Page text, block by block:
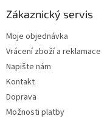
Zákaznický servis
Moje objednávka
Vrácení zboží a reklamace
Napište nám
Kontakt
Doprava
Možnosti platby